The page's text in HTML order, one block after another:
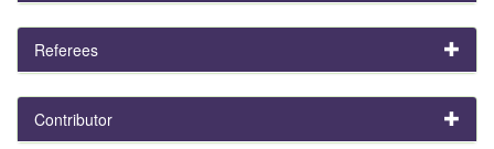
Referees
Contributor